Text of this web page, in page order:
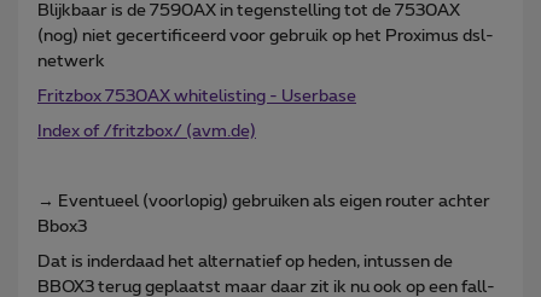
Blijkbaar is de 7590AX in tegenstelling tot de 7530AX
(nog) niet gecertificeerd voor gebruik op het Proximus dsl-
netwerk
Fritzbox 7530AX whitelisting - Userbase
Index of /fritzbox/ (avm.de)
→ Eventueel (voorlopig) gebruiken als eigen router achter
Bbox3
Dat is inderdaad het alternatief op heden, intussen de
BBOX3 terug geplaatst maar daar zit ik nu ook op een fall-